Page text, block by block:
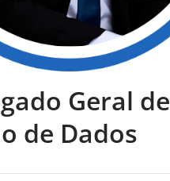
Geral de
de Dados